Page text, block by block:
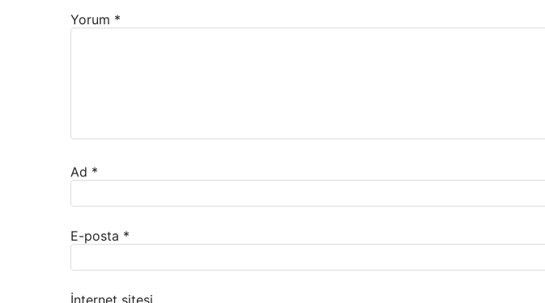
Yorum *
Ad *
E-posta *
İnternet sitesi